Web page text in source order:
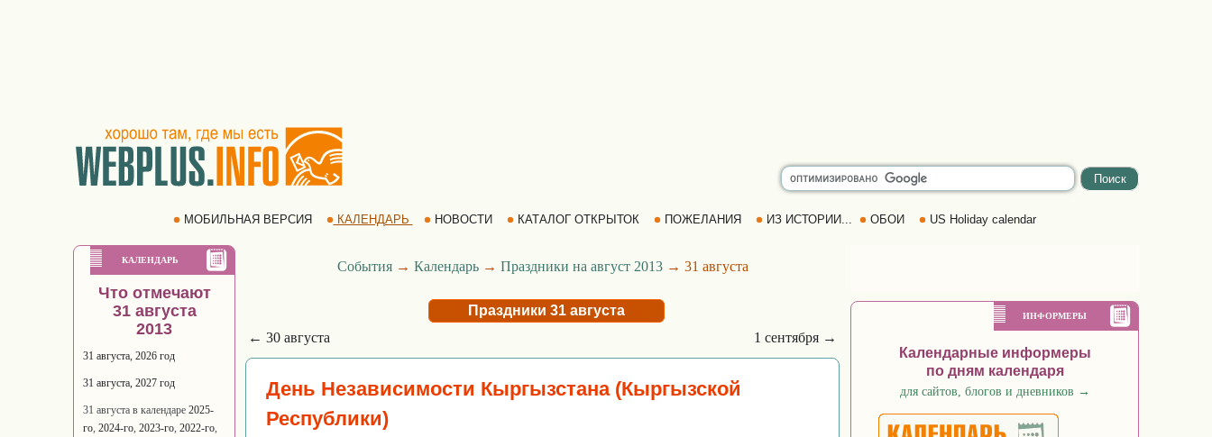
МОБИЛЬНАЯ ВЕРСИЯ КАЛЕНДАРЬ НОВОСТИ КАТАЛОГ ОТКРЫТОК ПОЖЕЛАНИЯ ИЗ ИСТОРИИ... ОБОИ US Holiday calendar
КАЛЕНДАРЬ
Что отмечают
31 августа
2013
31 августа, 2026 год
31 августа, 2027 год
31 августа в календаре 2025-
го, 2024-го, 2023-го, 2022-го,
События → Календарь → Праздники на август 2013 → 31 августа
Праздники 31 августа
← 30 августа
1 сентября →
День Независимости Кыргызстана (Кыргызской
Республики)
ИНФОРМЕРЫ
Календарные информеры
по дням календаря
для сайтов, блогов и дневников →